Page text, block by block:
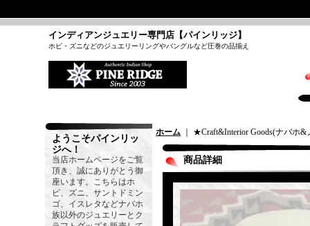
インディアンジュエリー専門店【パインリッジ】
ホピ・ズニなどのジュエリーリングやバングルなど圧巻の品揃え
ようこそパインリッ
ジへ！
当店ホームページをご覧
頂き、誠にありがとう御
座います。こちらはホ
ピ、ズニ、サントドミン
ゴ、イスレタなどナバホ
族以外のジュエリーとク
ホーム ｜ ★Craft&Interior Goods(ナバホ
商品詳細